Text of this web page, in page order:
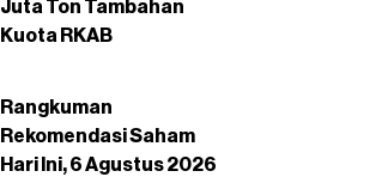
Juta Ton Tambahan
Kuota RKAB
Rangkuman
Rekomendasi Saham
Hari Ini, 6 Agustus 2026